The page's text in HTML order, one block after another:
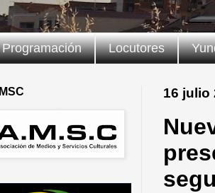
Programación Locutores
16 julio